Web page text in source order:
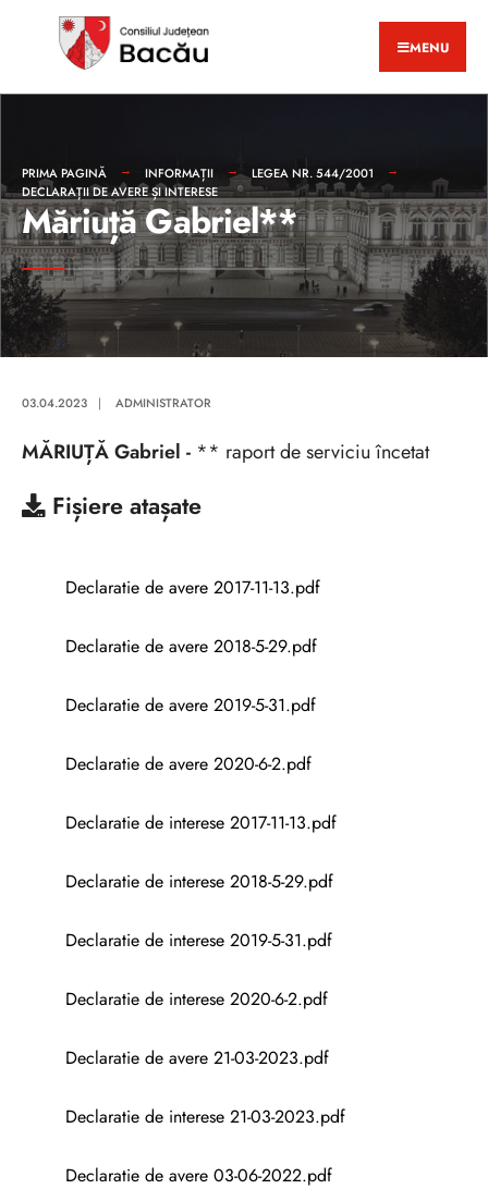
MENU
PRIMA PAGINĂ INFORMAȚII
LEGEA NR. 544/2001
DECLARAȚII DE AVERE ȘI INTERESE
Măriuță Gabriel**
03.04.2023 | ADMINISTRATOR
MĂRIUȚĂ Gabriel - ** raport de serviciu încetat
Fișiere atașate
Declaratie de avere 2017-11-13.pdf
Declaratie de avere 2018-5-29.pdf
Declaratie de avere 2019-5-31.pdf
Declaratie de avere 2020-6-2.pdf
Declaratie de interese 2017-11-13.pdf
Declaratie de interese 2018-5-29.pdf
Declaratie de interese 2019-5-31.pdf
Declaratie de interese 2020-6-2.pdf
Declaratie de avere 21-03-2023.pdf
Declaratie de interese 21-03-2023.pdf
Declaratie de avere 03-06-2022.pdf